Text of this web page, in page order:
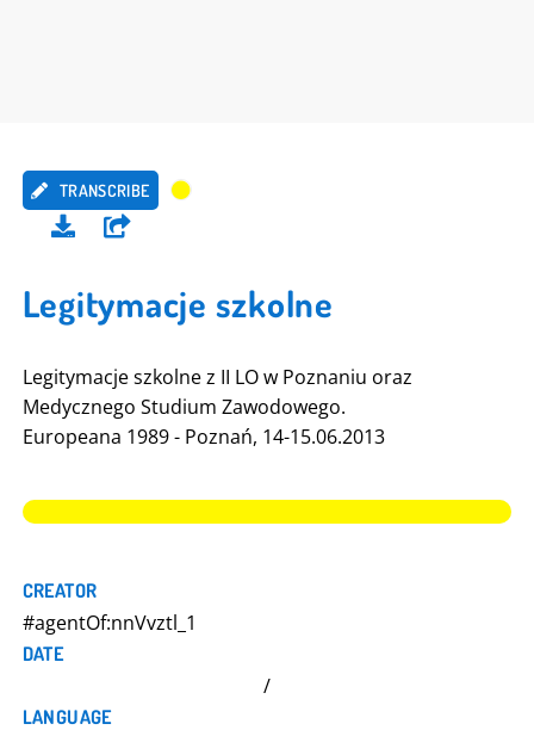
TRANSCRIBE
Legitymacje szkolne
Legitymacje szkolne z II LO w Poznaniu oraz
Medycznego Studium Zawodowego.
Europeana 1989 - Poznań, 14-15.06.2013
CREATOR
#agentOf:nnVvztl_1
DATE
/
LANGUAGE